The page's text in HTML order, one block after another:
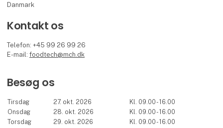
Danmark
Kontakt os
Telefon: +45 99 26 99 26
E-mail:foodtech@mch.dk
Besøg os
Tirsdag 27. okt. 2026
Kl. 09.00 - 16.00
Onsdag
28. okt. 2026
Kl. 09.00 - 16.00
Torsdag
29. okt. 2026 Kl. 09.00 - 16.00